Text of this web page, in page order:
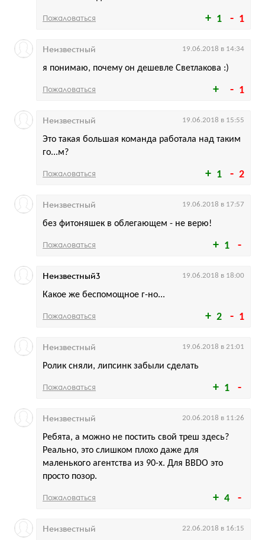
1 1
Пожаловаться
1
я понимаю, почему он дешевле Светлакова :)
Неизвестный 19.06.2018 в 14:34
Пожаловаться
1 2
Это такая большая команда работала над таким
го...м?
Неизвестный 19.06.2018 в 15:55
Пожаловаться
1
без фитоняшек в облегающем - не верю!
Неизвестный 19.06.2018 в 17:57
Пожаловаться
2 1
Какое же беспомощное г-но...
Неизвестный3 19.06.2018 в 18:00
Пожаловаться
1
Ролик сняли, липсинк забыли сделать
Неизвестный 19.06.2018 в 21:01
Пожаловаться
4
Ребята, а можно не постить свой треш здесь?
Реально, это слишком плохо даже для
маленького агентства из 90-х. Для BBDO это
просто позор.
Неизвестный 20.06.2018 в 11:26
Пожаловаться
Неизвестный 22.06.2018 в 16:15